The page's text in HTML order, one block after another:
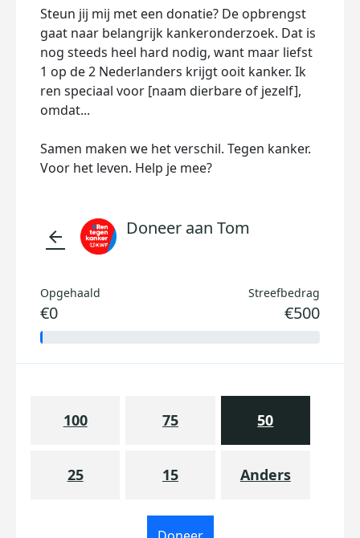
Steun jij mij met een donatie? De opbrengst
gaat naar belangrijk kankeronderzoek. Dat is
nog steeds heel hard nodig, want maar liefst
1 op de 2 Nederlanders krijgt ooit kanker. Ik
ren speciaal voor [naam dierbare of jezelf],
omdat...
Samen maken we het verschil. Tegen kanker.
Voor het leven. Help je mee?
arrow_back Doneer aan Tom
Opgehaald
€0
Streefbedrag
€500
100 75 50
25 15 Anders